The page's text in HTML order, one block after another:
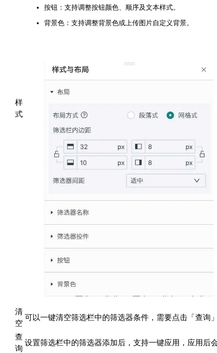
样
式
按钮：支持调整按钮颜色、顺序及文本样式。
背景色：支持调整背景色或上传图片自定义背景。
清
空
可以一键清空筛选栏中的筛选器条件，需要点击「查询
查
询
设置筛选栏中的筛选器添加后，支持一键应用，应用后